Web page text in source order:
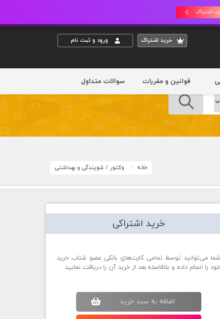
اشتراک
خريد اشتراک ورود و ثبت نام
قوانین و مقررات سوالات متداول
خانه وکتور / شویندگی و بهداشتی
خرید اشتراکی
شما می‌توانید توسط تمامی کارت‌های بانکی عضو شتاب خرید
خود را انجام داده و بلافاصله بعد از خرید آن را دریافت نمایید.
اضافه به سبد خريد